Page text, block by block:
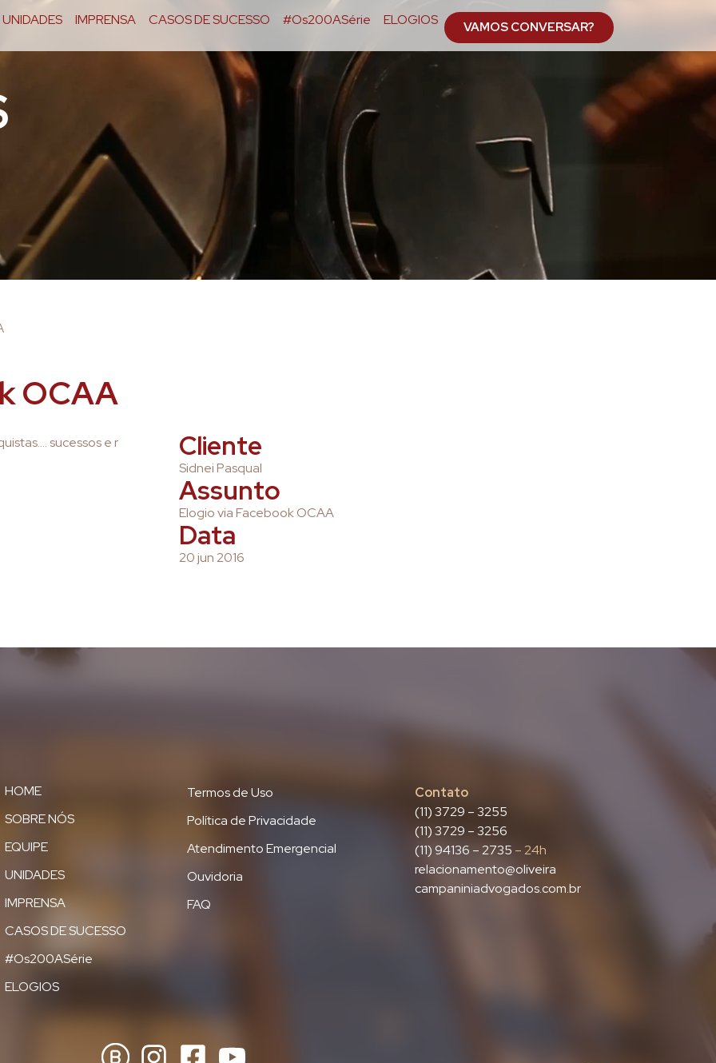
UNIDADES IMPRENSA CASOS DE SUCESSO #Os200ASérie ELOGIOS VAMOS CONVERSAR?
OCAA
sucessos e r Cliente
Sidnei Pasqual
Assunto
Elogio via Facebook OCAA
Data
20 jun 2016
HOME
SOBRE NÓS
EQUIPE
UNIDADES
IMPRENSA
CASOS DE SUCESSO
#Os200ASérie
ELOGIOS
Termos de Uso
Política de Privacidade
Atendimento Emergencial
Ouvidoria
FAQ
Contato
(11) 3729 – 3255
(11) 3729 – 3256
(11) 94136 – 2735 – 24h
relacionamento@oliveira
campaniniadvogados.com.br